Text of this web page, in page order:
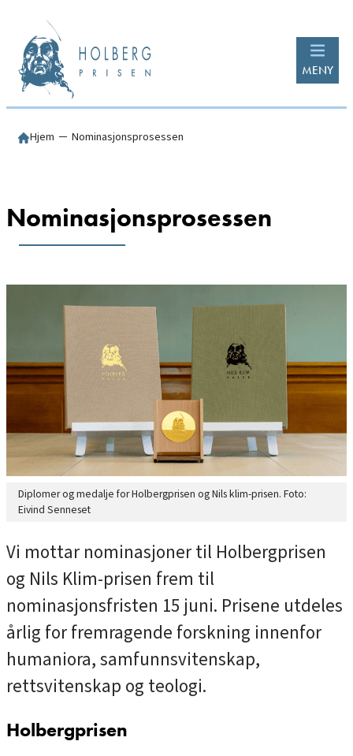
innhold
MENY
Hjem ─ Nominasjonsprosessen
Nominasjonsprosessen
Diplomer og medalje for Holbergprisen og Nils klim-prisen. Foto:
Eivind Senneset
Vi mottar nominasjoner til Holbergprisen
og Nils Klim-prisen frem til
nominasjonsfristen 15 juni. Prisene utdeles
årlig for fremragende forskning innenfor
humaniora, samfunnsvitenskap,
rettsvitenskap og teologi.
Holbergprisen